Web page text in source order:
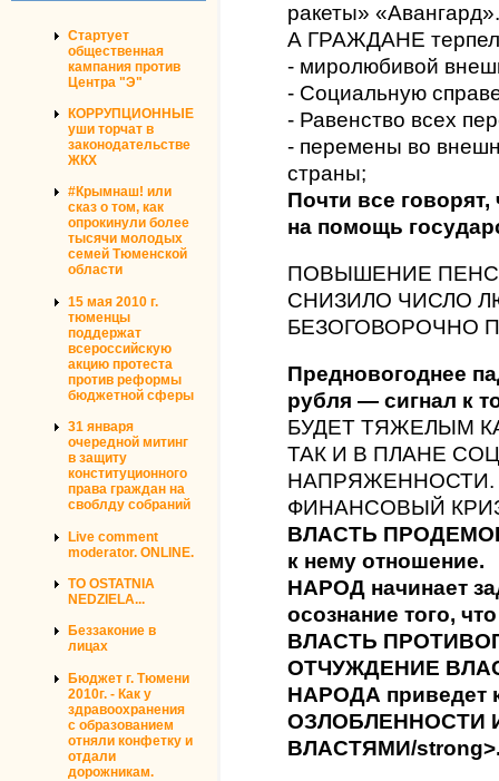
Стартует
общественная
кампания против
Центра "Э"
КОРРУПЦИОННЫЕ
уши торчат в
законодательстве
ЖКХ
#Крымнаш! или
сказ о том, как
опрокинули более
тысячи молодых
семей Тюменской
области
15 мая 2010 г.
тюменцы
поддержат
всероссийскую
акцию протеста
против реформы
бюджетной сферы
31 января
очередной митинг
в защиту
конституционного
права граждан на
своблду собраний
Live comment
moderator. ONLINE.
TO OSTATNIA
NEDZIELA...
Беззаконие в
лицах
Бюджет г. Тюмени
2010г. - Как у
здравоохранения
с образованием
отняли конфетку и
отдали
дорожникам.
ракеты» «Авангард».
А ГРАЖДАНЕ
- миролюбивой
- Социальную
- Равенство всех
- перемены во
страны;
Почти все
на помощь
ПОВЫШЕНИЕ
СНИЗИЛО ЧИСЛО
БЕЗОГОВОРОЧНО
Предновогоднее
рубля — сигнал к
БУДЕТ ТЯЖЕЛЫМ
ТАК И В ПЛАНЕ
НАПРЯЖЕННОСТИ.
ФИНАНСОВЫЙ
ВЛАСТЬ
к нему отношение.
НАРОД начинает
осознание того,
ВЛАСТЬ
ОТЧУЖДЕНИЕ
НАРОДА приведет
ОЗЛОБЛЕННОСТИ
ВЛАСТЯМИ/